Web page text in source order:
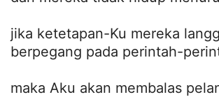
jika ketetapan-Ku mereka
berpegang pada perintah-
maka Aku akan membalas